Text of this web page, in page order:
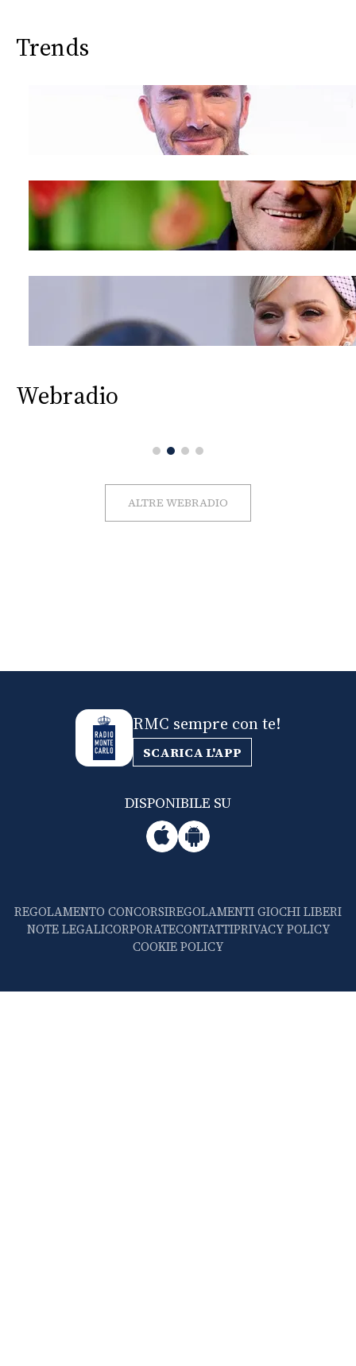
Trends
Webradio
ALTRE WEBRADIO
RMC sempre con te!
SCARICA L'APP
DISPONIBILE SU
REGOLAMENTO CONCORSIREGOLAMENTI GIOCHI LIBERI
NOTE LEGALICORPORATECONTATTIPRIVACY POLICY
COOKIE POLICY